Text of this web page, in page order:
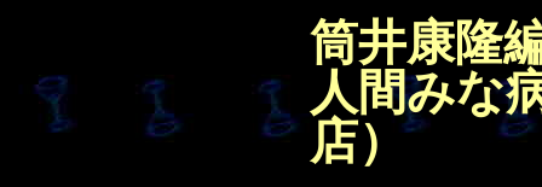
筒井康隆
人間みな
店）